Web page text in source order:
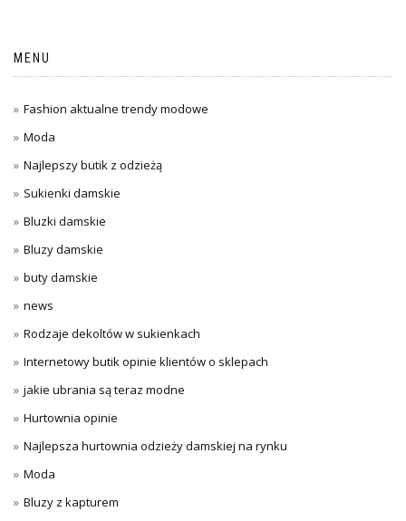
MENU
Fashion aktualne trendy modowe
Moda
Najlepszy butik z odzieżą
Sukienki damskie
Bluzki damskie
Bluzy damskie
buty damskie
news
Rodzaje dekoltów w sukienkach
Internetowy butik opinie klientów o sklepach
jakie ubrania są teraz modne
Hurtownia opinie
Najlepsza hurtownia odzieży damskiej na rynku
Moda
Bluzy z kapturem